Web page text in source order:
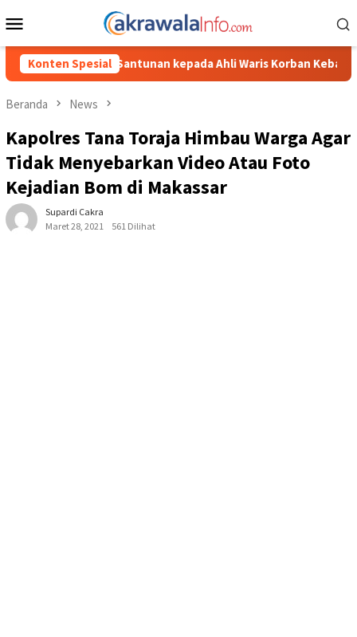
ke
Mobile
Konten Spesial
kepada Ahli Waris Korban Kebakaran KM Mutiara Sentosa II
Beranda News
Kapolres Tana Toraja Himbau Warga Agar
Tidak Menyebarkan Video Atau Foto
Kejadian Bom di Makassar
Supardi Cakra
Maret 28, 2021
561 Dilihat